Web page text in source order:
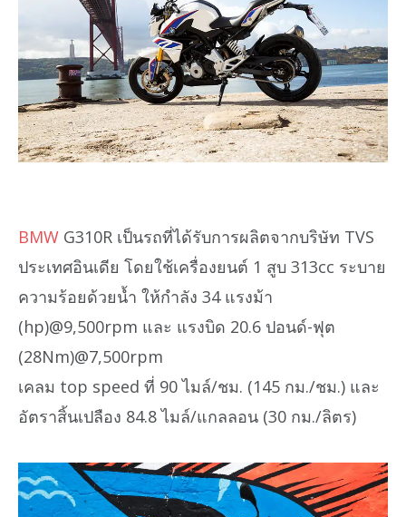
BMW G310R เป็นรถที่ได้รับการผลิตจากบริษัท TVS
ประเทศอินเดีย โดยใช้เครื่องยนต์ 1 สูบ 313cc ระบาย
ความร้อยด้วยน้ำ ให้กำลัง 34 แรงม้า
(hp)@9,500rpm และ แรงบิด 20.6 ปอนด์-ฟุต
(28Nm)@7,500rpm
เคลม top speed ที่ 90 ไมล์/ชม. (145 กม./ชม.) และ
อัตราสิ้นเปลือง 84.8 ไมล์/แกลลอน (30 กม./ลิตร)